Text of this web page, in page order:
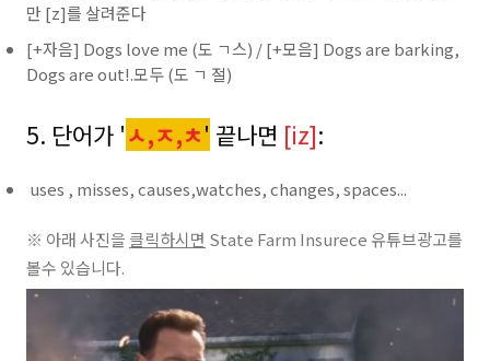
만 [z]를 살려준다
[+자음] Dogs love me (도 ㄱ스) / [+모음] Dogs are barking,
Dogs are out!.모두 (도 ㄱ 절)
5. 단어가 'ㅅ,ㅈ,ㅊ' 끝나면 [iz]:
uses , misses, causes,watches, changes, spaces...
※ 아래 사진을클릭하시면 State Farm Insurece 유튜브광고를
볼수 있습니다.